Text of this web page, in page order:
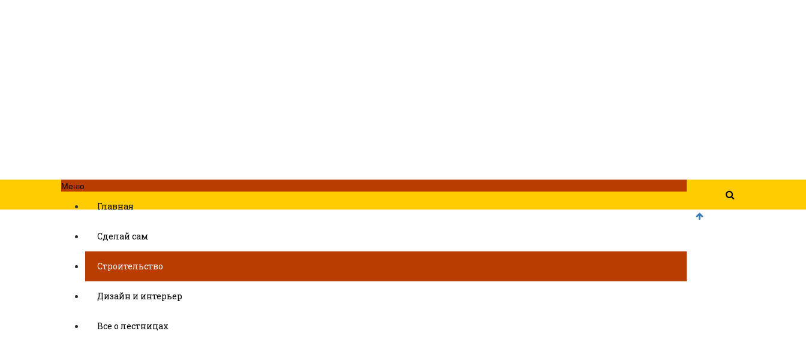
Меню
Главная
Сделай сам
Строительство
Дизайн и интерьер
Все о лестницах